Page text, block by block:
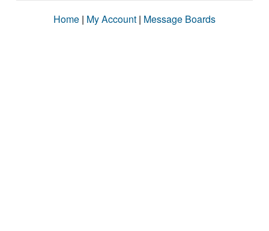
Home | My Account | Message Boards